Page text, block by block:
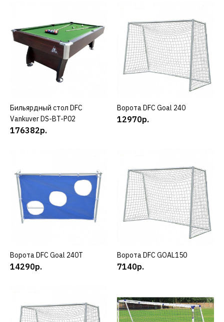
8790р.
КУПИТЬ
ДОБАВИТЬ К СРАВНЕНИЮ
50382р.
КУПИТЬ
ДОБАВИТЬ К СРАВНЕНИЮ
DFC
синий
КУПИТЬ
Бильярдный стол DFC
Vankuver DS-BT-P02
176382р.
КУПИТЬ
Ворота DFC Goal 240
12970р.
КУПИТЬ
Ворота DFC Goal 240T
14290р.
КУПИТЬ
Ворота DFC GOAL150
7140р.